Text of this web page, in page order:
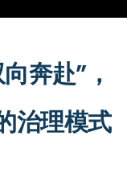
奔赴”，
治理模式